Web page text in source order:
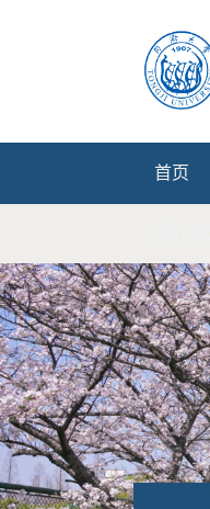
首页